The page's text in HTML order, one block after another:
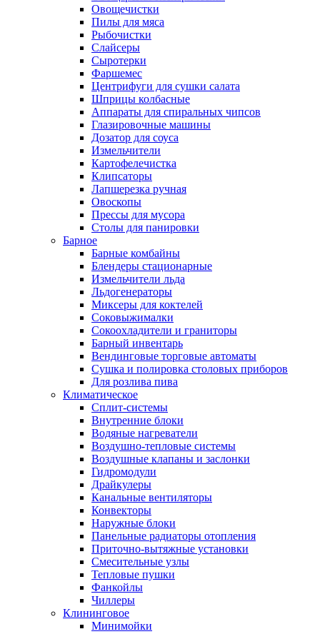
Овощечистки
Пилы для мяса
Рыбочистки
Слайсеры
Сыротерки
Фаршемес
Центрифуги для сушки салата
Шприцы колбасные
Аппараты для спиральных чипсов
Глазировочные машины
Дозатор для соуса
Измельчители
Картофелечистка
Клипсаторы
Лапшерезка ручная
Овоскопы
Прессы для мусора
Столы для панировки
Барное
Барные комбайны
Блендеры стационарные
Измельчители льда
Льдогенераторы
Миксеры для коктелей
Соковыжималки
Сокоохладители и граниторы
Барный инвентарь
Вендинговые торговые автоматы
Сушка и полировка столовых приборов
Для розлива пива
Климатическое
Сплит-системы
Внутренние блоки
Водяные нагреватели
Воздушно-тепловые системы
Воздушные клапаны и заслонки
Гидромодули
Драйкулеры
Канальные вентиляторы
Конвекторы
Наружные блоки
Панельные радиаторы отопления
Приточно-вытяжные установки
Смесительные узлы
Тепловые пушки
Фанкойлы
Чиллеры
Клининговое
Минимойки